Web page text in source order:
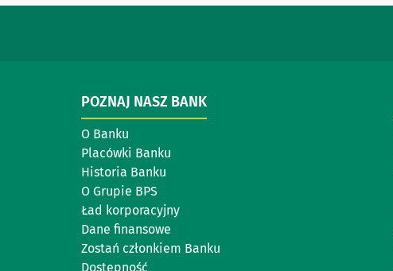
POZNAJ NASZ BANK
O Banku
Placówki Banku
Historia Banku
O Grupie BPS
Ład korporacyjny
Dane finansowe
Zostań członkiem Banku
Dostępność